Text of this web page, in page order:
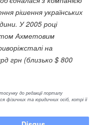
рішення українських
У 2005 році
Ахметовим
на
грн (близько $ 800
до редакції порталу
фізичних та юридичних осіб, котрі її